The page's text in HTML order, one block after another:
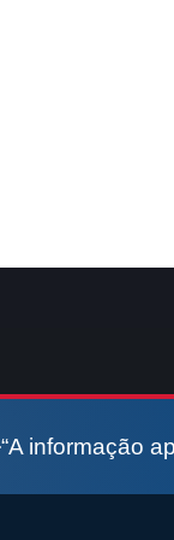
“A informação